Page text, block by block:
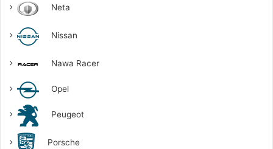
Neta
Nissan
Nawa Racer
Opel
Peugeot
Porsche